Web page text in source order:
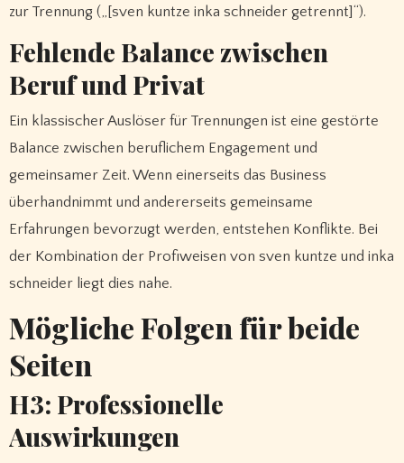
zur Trennung („[sven kuntze inka schneider getrennt]“).
Fehlende Balance zwischen
Beruf und Privat
Ein klassischer Auslöser für Trennungen ist eine gestörte
Balance zwischen beruflichem Engagement und
gemeinsamer Zeit. Wenn einerseits das Business
überhandnimmt und andererseits gemeinsame
Erfahrungen bevorzugt werden, entstehen Konflikte. Bei
der Kombination der Profi­weisen von sven kuntze und inka
schneider liegt dies nahe.
Mögliche Folgen für beide
Seiten
H3: Professionelle
Auswirkungen